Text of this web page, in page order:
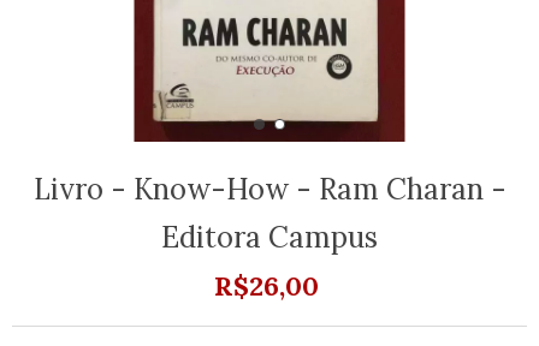
Livro - Know-How - Ram Charan -
Editora Campus
R$26,00